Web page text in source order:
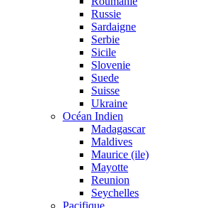
Russie
Sardaigne
Serbie
Sicile
Slovenie
Suede
Suisse
Ukraine
Océan Indien
Madagascar
Maldives
Maurice (ile)
Mayotte
Reunion
Seychelles
Pacifique